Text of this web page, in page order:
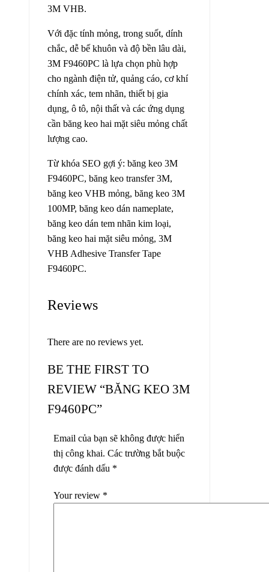
3M VHB.
Với đặc tính mỏng, trong suốt, dính
chắc, dễ bế khuôn và độ bền lâu dài,
3M F9460PC là lựa chọn phù hợp
cho ngành điện tử, quảng cáo, cơ khí
chính xác, tem nhãn, thiết bị gia
dụng, ô tô, nội thất và các ứng dụng
cần băng keo hai mặt siêu mỏng chất
lượng cao.
Từ khóa SEO gợi ý: băng keo 3M
F9460PC, băng keo transfer 3M,
băng keo VHB mỏng, băng keo 3M
100MP, băng keo dán nameplate,
băng keo dán tem nhãn kim loại,
băng keo hai mặt siêu mỏng, 3M
VHB Adhesive Transfer Tape
F9460PC.
Reviews
There are no reviews yet.
BE THE FIRST TO
REVIEW “BĂNG KEO 3M
F9460PC”
Email của bạn sẽ không được hiển
thị công khai. Các trường bắt buộc
được đánh dấu *
Your review *